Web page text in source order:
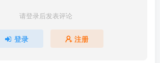
请登录后发表评论
登录 注册